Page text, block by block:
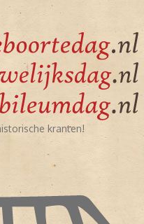
kranten!